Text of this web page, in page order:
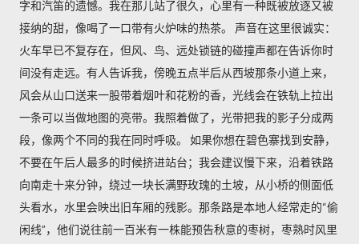
字和汽笛的遗憾。我在那儿站了很久，心里有一种既被放逐又被
接纳的甜，像喝了一口带有火炉味的热茶。 声音在这里很诚实：
火车早已不复存在，但风、鸟、远处锁链的碰撞声都在告诉你时
间没有走远。有人告诉我，傍晚五点半后从西坡那条小道上来，
风会从山口送来一股带着烟叶和花粉的香，光线会在铁轨上拉出
一条可以当做地图的亮带。我照着做了，光带把我的影子分成两
段，像两个不同的我在同时呼吸。 如果你想在碧色寨找到安静，
不要在午后人最多的时候挤进站台；我会建议慢下来，沿着铁路
向南走十来分钟，绕过一块长满野玫瑰的土坡，从小桥的侧面低
头看水，水里会映出旧车厢的残影。那条路是本地人经常走的“偷
闲线”，他们说往前一百米有一株能预告秋意的枣树，枣熟时风里